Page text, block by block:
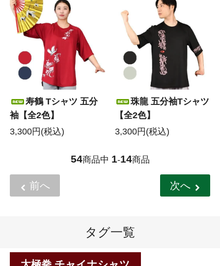
寿鶴 Tシャツ 五分
袖【全2色】
3,300円(税込)
珠龍 五分袖Tシャツ
【全2色】
3,300円(税込)
54商品中 1-14商品
前へ 次へ
タグ一覧